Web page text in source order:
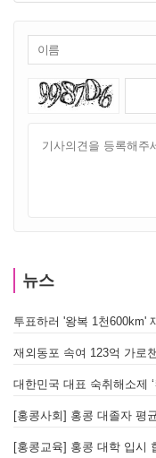
뉴스
투표하러 '왕복 1천600km'
재외동포 속여 123억 가로
[홍콩교육] 홍콩 대학 입시